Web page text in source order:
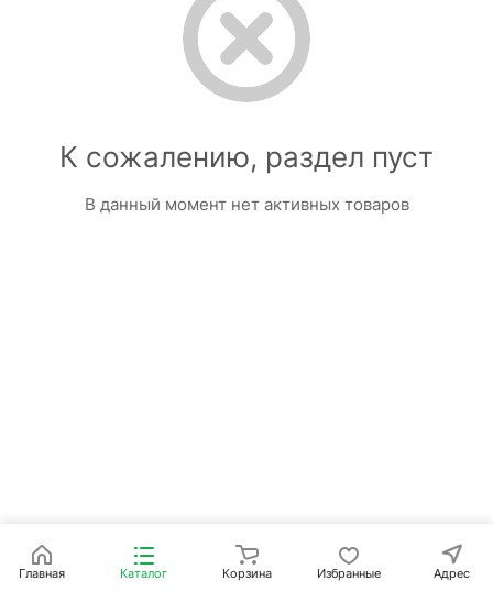
К сожалению, раздел пуст
В данный момент нет активных товаров
Главная Каталог Корзина Избранные Адрес